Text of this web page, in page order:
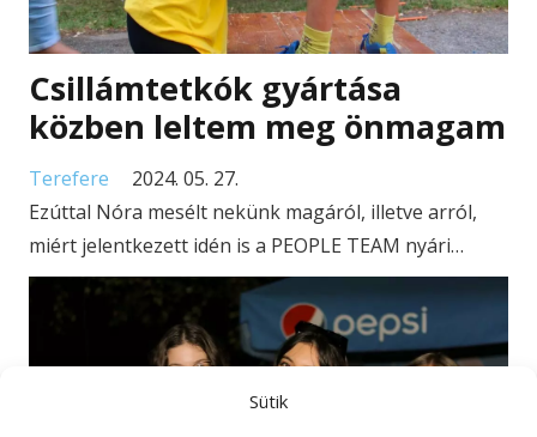
Sütik
Csillámtetkók gyártása
közben leltem meg önmagam
Terefere
2024. 05. 27.
Ezúttal Nóra mesélt nekünk magáról, illetve arról,
miért jelentkezett idén is a PEOPLE TEAM nyári…